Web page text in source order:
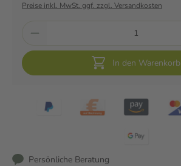
Preise inkl. MwSt. ggf. zzgl. Versandkosten
In den Warenkorb
Persönliche Beratung